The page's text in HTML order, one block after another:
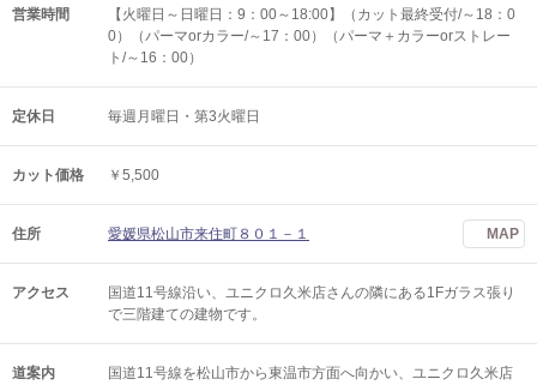
営業時間
【火曜日～日曜日：9：00～18:00】（カット最終受付/～18：0
0）（パーマorカラー/～17：00）（パーマ＋カラーorストレー
ト/～16：00）
定休日 毎週月曜日・第3火曜日
カット価格 ￥5,500
住所 愛媛県松山市来住町８０１－１ MAP
アクセス
国道11号線沿い、ユニクロ久米店さんの隣にある1Fガラス張り
で三階建ての建物です。
道案内
国道11号線を松山市から東温市方面へ向かい、ユニクロ久米店